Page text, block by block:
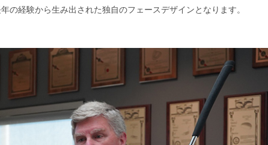
の経験から生み出された独自のフェースデザインとなります。